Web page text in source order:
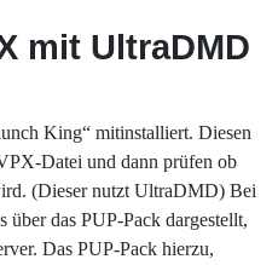
mit UltraDMD
King“ mitinstalliert. Diesen
Datei und dann prüfen ob
(Dieser nutzt UltraDMD) Bei
über das PUP-Pack dargestellt,
Das PUP-Pack hierzu,